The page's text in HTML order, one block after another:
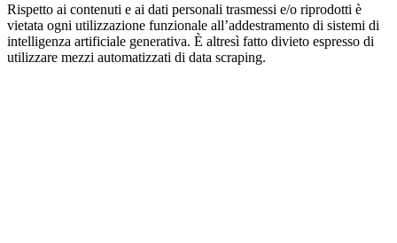
Rispetto ai contenuti e ai dati personali trasmessi e/o riprodotti è
vietata ogni utilizzazione funzionale all’addestramento di sistemi di
intelligenza artificiale generativa. È altresì fatto divieto espresso di
utilizzare mezzi automatizzati di data scraping.